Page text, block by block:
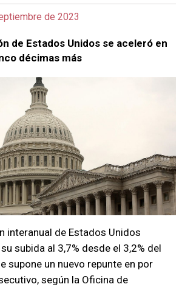
de 2023
de Estados Unidos se aceleró en
décimas más
interanual de Estados Unidos
subida al 3,7% desde el 3,2% del
supone un nuevo repunte en por
según la Oficina de